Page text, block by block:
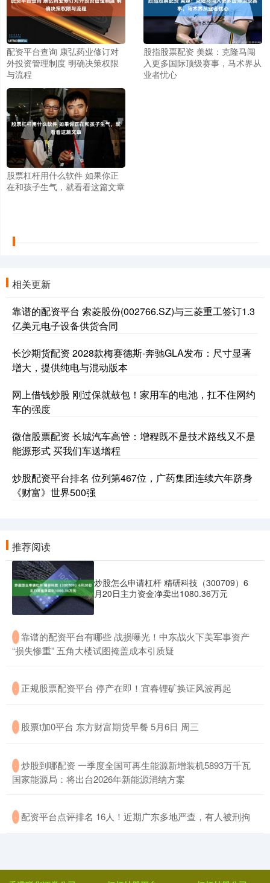
配资平台查询 康弘药业修订对
外投资管理制度 明确决策权限
与流程
股指股票配资 美媒：克隆马闯
入更多国际顶级赛事，马术界从
业者忧心
股票杠杆用什么软件 如果你正
在和孩子生气，就看看这篇文章
相关更新
靠谱的配资平台 索菱股份(002766.SZ)与三菱重工签订1.3
亿美元电子设备供货合同
长沙期货配资 2028款梅赛德斯-奔驰GLA发布：尺寸显著
增大，提供纯电与混动版本
网上借钱炒股 刚过保就鼓包！家用车的电池，扛不住网约
车的强度
微信股票配资 长城汽车高管：增程既不是技术路线又不是
能源形式 买我们车送增程
炒股配资平台排名 位列第467位，广药集团连续六年跻身
《财富》世界500强
推荐阅读
炒股怎么申请杠杆 精研科技（300709）6
月20日主力资金净卖出1080.36万元
· ​靠谱的配资平台有哪些 战损曝光！中东战火下美军事资产
“损失惨重” 五角大楼试图掩盖成本引质疑
· ​正规股票配资平台 停产在即！宜春锂矿换证风波再起
· ​股票t加0平台 东方财富期货早餐 5月6日 周三
· ​炒股到哪配资 一季度全国可再生能源新增装机5893万千瓦
国家能源局：将出台2026年新能源消纳方案
· ​配资平台点评排名 16人！近期广东多地严查，有人被刑拘